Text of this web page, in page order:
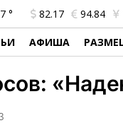
° 82.17 94.84
АФИША